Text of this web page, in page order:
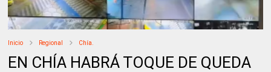
Inicio Regional Chía.
EN CHÍA HABRÁ TOQUE DE QUEDA